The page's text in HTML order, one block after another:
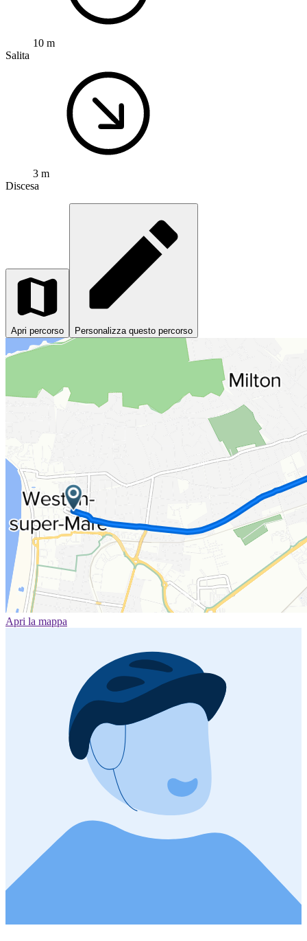
10 m
Salita
3 m
Discesa
Apri percorso Personalizza questo percorso
Apri la mappa